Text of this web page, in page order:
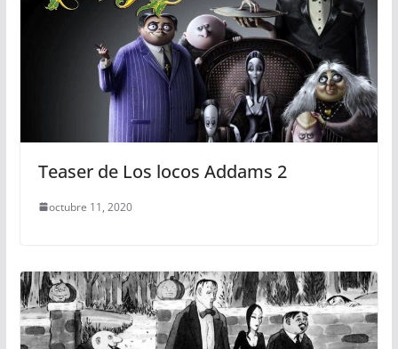
Teaser de Los locos Addams 2
octubre 11, 2020